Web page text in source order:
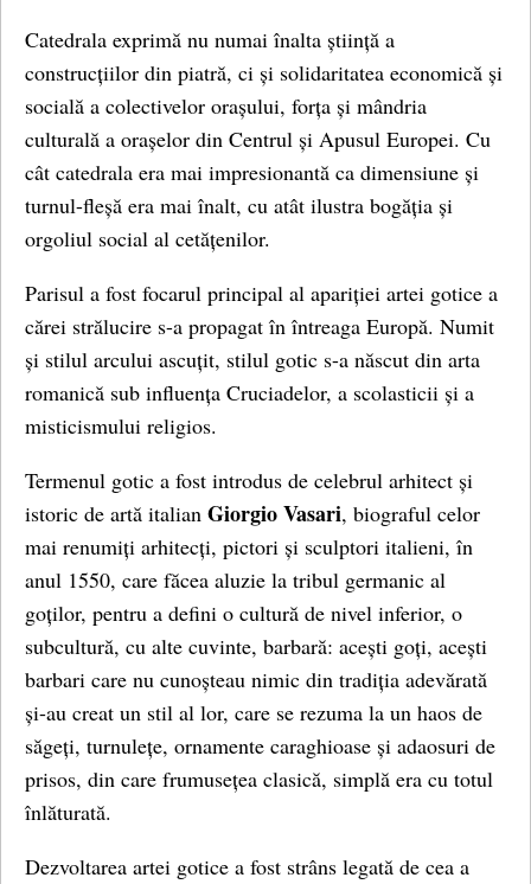
Catedrala exprimă nu numai înalta știință a
construcțiilor din piatră, ci și solidaritatea economică și
socială a colectivelor orașului, forța și mândria
culturală a orașelor din Centrul și Apusul Europei. Cu
cât catedrala era mai impresionantă ca dimensiune și
turnul-fleșă era mai înalt, cu atât ilustra bogăția și
orgoliul social al cetățenilor.
Parisul a fost focarul principal al apariției artei gotice a
cărei strălucire s-a propagat în întreaga Europă. Numit
și stilul arcului ascuțit, stilul gotic s-a născut din arta
romanică sub influența Cruciadelor, a scolasticii și a
misticismului religios.
Termenul gotic a fost introdus de celebrul arhitect și
istoric de artă italian Giorgio Vasari, biograful celor
mai renumiți arhitecți, pictori și sculptori italieni, în
anul 1550, care făcea aluzie la tribul germanic al
goților, pentru a defini o cultură de nivel inferior, o
subcultură, cu alte cuvinte, barbară: acești goți, acești
barbari care nu cunoșteau nimic din tradiția adevărată
și-au creat un stil al lor, care se rezuma la un haos de
săgeți, turnulețe, ornamente caraghioase și adaosuri de
prisos, din care frumusețea clasică, simplă era cu totul
înlăturată.
Dezvoltarea artei gotice a fost strâns legată de cea a